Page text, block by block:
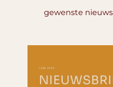
gewenste